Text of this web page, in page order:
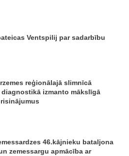
Ventspilij par sadarbību
reģionālajā slimnīcā
diagnostikā izmanto mākslīgā
46.kājnieku bataljona
zemessargu apmācība ar